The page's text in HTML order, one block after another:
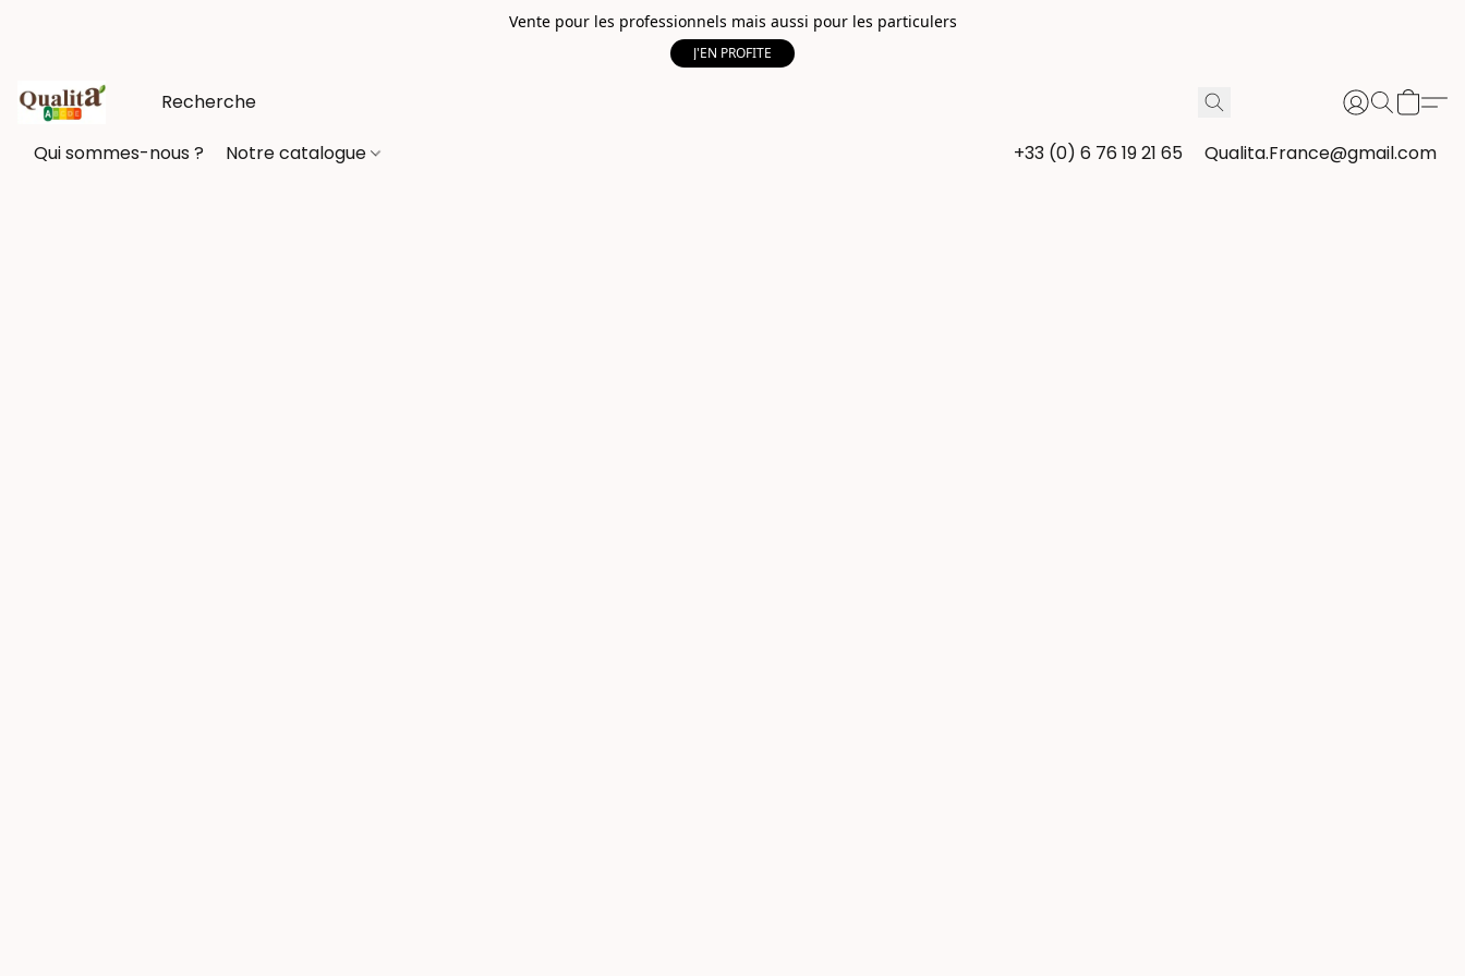
Vente pour les professionnels mais aussi pour les particulers
J'EN PROFITE
Qui sommes-nous ? Notre catalogue +33 (0) 6 76 19 21 65 Qualita.France@gmail.com